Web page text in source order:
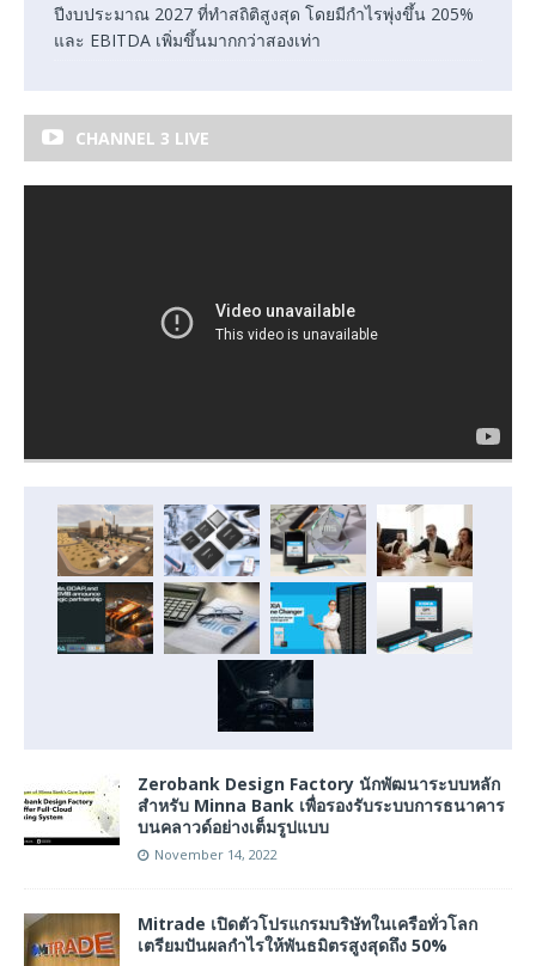
ปีงบประมาณ 2027 ที่ทำสถิติสูงสุด โดยมีกำไรพุ่งขึ้น 205%
และ EBITDA เพิ่มขึ้นมากกว่าสองเท่า
CHANNEL 3 LIVE
Zerobank Design Factory นักพัฒนาระบบหลัก
สำหรับ Minna Bank เพื่อรองรับระบบการธนาคาร
บนคลาวด์อย่างเต็มรูปแบบ
November 14, 2022
Mitrade เปิดตัวโปรแกรมบริษัทในเครือทั่วโลก
เตรียมปันผลกำไรให้พันธมิตรสูงสุดถึง 50%